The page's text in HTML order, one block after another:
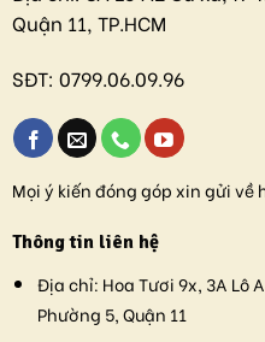
Quận 11, TP.HCM
SĐT: 0799.06.09.96
Mọi ý kiến đóng góp xin gửi về
Thông tin liên hệ
Địa chỉ: Hoa Tươi 9x, 3A Lô
Phường 5, Quận 11